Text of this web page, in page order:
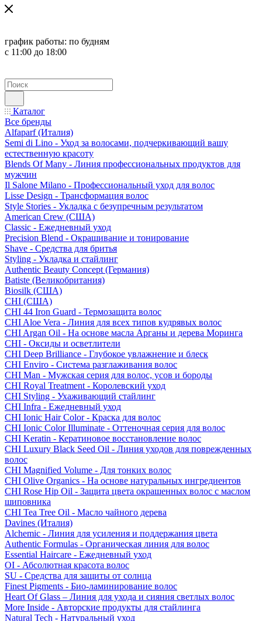
график работы: по будням
с 11:00 до 18:00
Каталог
Все бренды
Alfaparf (Италия)
Semi di Lino - Уход за волосами, подчеркивающий вашу
естественную красоту
Blends Of Many - Линия профессиональных продуктов для
мужчин
Il Salone Milano - Профессиональный уход для волос
Lisse Design - Трансформация волос
Style Stories - Укладка с безупречным результатом
American Crew (США)
Classic - Ежедневный уход
Precision Blend - Окрашивание и тонирование
Shave - Средства для бритья
Styling - Укладка и стайлинг
Authentic Beauty Concept (Германия)
Batiste (Великобритания)
Biosilk (США)
CHI (США)
CHI 44 Iron Guard - Термозащита волос
CHI Aloe Vera - Линия для всех типов кудрявых волос
CHI Argan Oil - На основе масла Арганы и дерева Моринга
CHI - Оксиды и осветлители
CHI Deep Brilliance - Глубокое увлажнение и блеск
CHI Enviro - Система разглаживания волос
CHI Man - Мужская серия для волос, усов и бороды
CHI Royal Treatment - Королевский уход
CHI Styling - Ухаживающий стайлинг
CHI Infra - Ежедневный уход
CHI Ionic Hair Color - Краска для волос
CHI Ionic Color Illuminate - Оттеночная серия для волос
CHI Keratin - Кератиновое восстановление волос
CHI Luxury Black Seed Oil - Линия уходов для поврежденных
волос
CHI Magnified Volume - Для тонких волос
CHI Olive Organics - На основе натуральных ингредиентов
CHI Rose Hip Oil - Защита цвета окрашенных волос с маслом
шиповника
CHI Tea Tree Oil - Масло чайного дерева
Davines (Италия)
Alchemic - Линия для усиления и поддержания цвета
Authentic Formulas - Органическая линия для волос
Essential Haircare - Eжедневный уход
OI - Абсолютная красота волос
SU - Средства для защиты от солнца
Finest Pigments - Био-ламинирование волос
Heart Of Glass – Линия для ухода и сияния светлых волос
More Inside - Авторские продукты для стайлинга
Natural Tech - Натуральный уход